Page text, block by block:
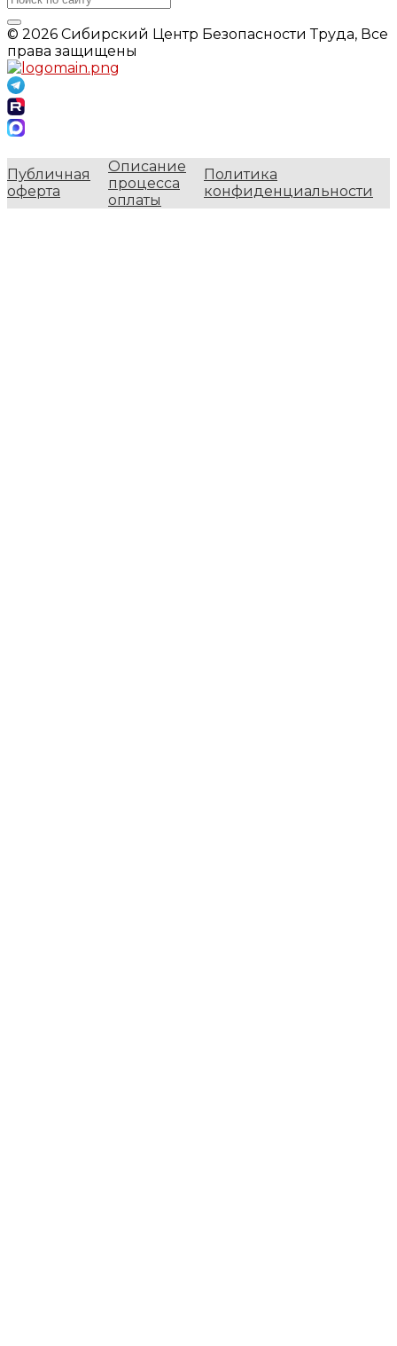
© 2026 Сибирский Центр Безопасности Труда, Все
права защищены
Публичная
оферта
Описание
процесса
оплаты
Политика
конфиденциальности